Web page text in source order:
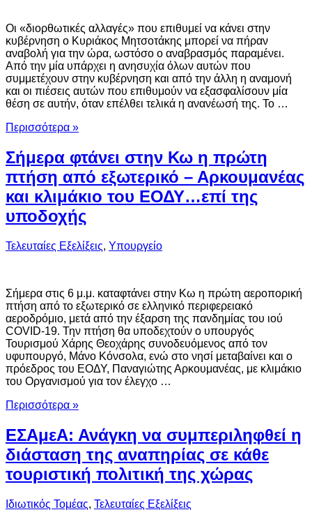
Οι «διορθωτικές αλλαγές» που επιθυμεί να κάνει στην
κυβέρνηση ο Κυριάκος Μητσοτάκης μπορεί να πήραν
αναβολή για την ώρα, ωστόσο ο αναβρασμός παραμένει.
Από την μία υπάρχει η ανησυχία όλων αυτών που
συμμετέχουν στην κυβέρνηση και από την άλλη η αναμονή
και οι πιέσεις αυτών που επιθυμούν να εξασφαλίσουν μία
θέση σε αυτήν, όταν επέλθει τελικά η ανανέωσή της. Το …
Περισσότερα »
Σήμερα φτάνει στην Κω η πρώτη
πτήση από εξωτερικό – Αρκουμανέας
και κλιμάκιο του ΕΟΔΥ…επί της
υποδοχής
Τελευταίες Εξελίξεις, Υπουργείο
Σήμερα στις 6 μ.μ. καταφτάνει στην Κω η πρώτη αεροπορική
πτήση από το εξωτερικό σε ελληνικό περιφερειακό
αεροδρόμιο, μετά από την έξαρση της πανδημίας του ιού
COVID-19. Την πτήση θα υποδεχτούν ο υπουργός
Τουρισμού Χάρης Θεοχάρης συνοδευόμενος από τον
υφυπουργό, Μάνο Κόνσολα, ενώ στο νησί μεταβαίνει και ο
πρόεδρος του ΕΟΔΥ, Παναγιώτης Αρκουμανέας, με κλιμάκιο
του Οργανισμού για τον έλεγχο …
Περισσότερα »
ΕΣΑμεΑ: Ανάγκη να συμπεριληφθεί η
διάσταση της αναπηρίας σε κάθε
τουριστική πολιτική της χώρας
Ιδιωτικός Τομέας, Τελευταίες Εξελίξεις